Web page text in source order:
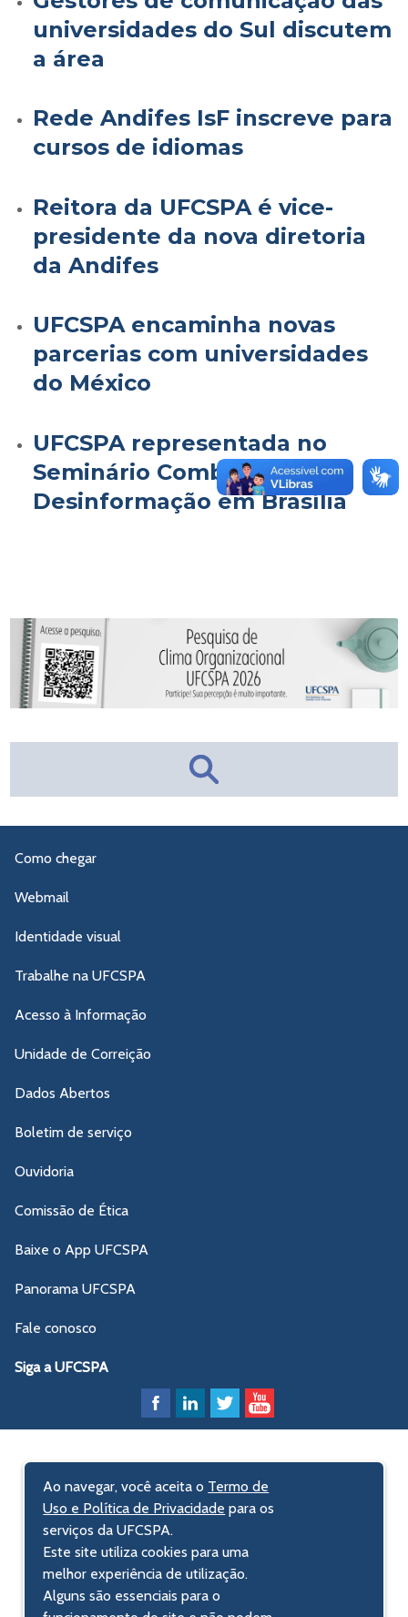
universidades do Sul discutem
a área
Rede Andifes IsF inscreve para
cursos de idiomas
Reitora da UFCSPA é vice-
presidente da nova diretoria
da Andifes
UFCSPA encaminha novas
parcerias com universidades
do México
UFCSPA representada no
Seminário Combate à
Desinformação em Brasília
Como chegar
Webmail
Identidade visual
Trabalhe na UFCSPA
Acesso à Informação
Unidade de Correição
Dados Abertos
Boletim de serviço
Ouvidoria
Comissão de Ética
Baixe o App UFCSPA
Panorama UFCSPA
Fale conosco
Siga a UFCSPA
Ao navegar, você aceita o Termo de
Uso e Política de Privacidade para os
serviços da UFCSPA.
Este site utiliza cookies para uma
melhor experiência de utilização.
Alguns são essenciais para o